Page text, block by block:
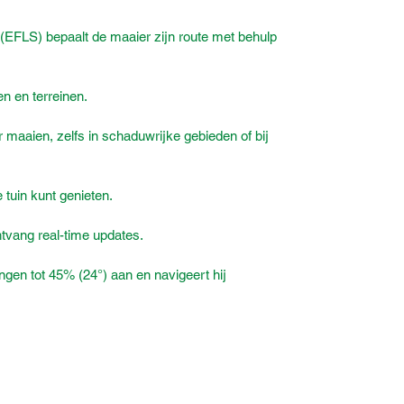
bepaalt de maaier zijn route met behulp
en terreinen.
zelfs in schaduwrijke gebieden of bij
kunt genieten.
real-time updates.
tot 45% (24°) aan en navigeert hij